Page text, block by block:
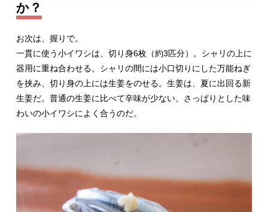
か？
お次は、握りで。
一貫に使う小イワシは、切り身6枚（約3匹分）。シャリの上に
器用に重ね合わせる。シャリの間には小口切りにした万能ねぎ
を挟み、切り身の上には生姜をのせる。生姜は、夏に出回る新
生姜だ。普通の生姜に比べて辛味が少ない。さっぱりとした味
わいの小イワシによく合うのだ。